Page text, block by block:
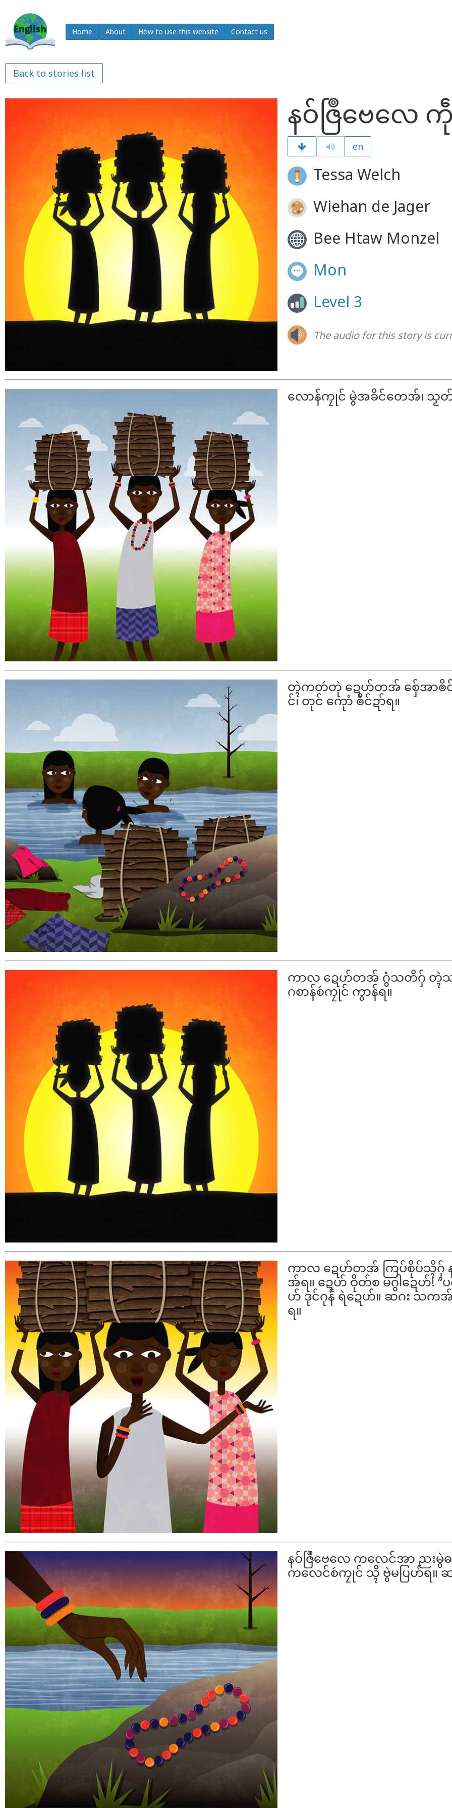
Home About How to use this website Contact us
Back to stories list
နဝ်ဇြဳဗေလေ
en
Tessa Welch
Wiehan de Jager
Bee Htaw Monzel
Mon
Level 3
The audio for this story is
လောန်ကၠုင် မွဲအခိင်တေအ်၊ သၟတ်
တ္ၚဲကတဴတုဲ ဍေဟ်တအ် စှ်ေအာၜိင်
င်၊ တုင် ကေုာံ ၜိင်ဍာ်ရ။
ကာလ ဍေဟ်တအ် ဂွံသတိဂှ် တ္ၚဲ
ဂစာန်စဴကၠုင် ကွာန်ရ။
ကာလ ဍေဟ်တအ် ကြပ်စိုပ်သ္ၚိဂှ်
အ်ရ။ ဍေဟ် ဝိုတ်စ မဂွါဍေဟ်!
ဟ် ဒုင်ဂုန် ရဲဍေဟ်။ ဆဂး သ
ရ။
နဝ်ဇြဳဗေလေ ကလေင်အာ ညး
ကလေင်စဴကၠုင် သ္ၚိ ဗွဲမပြဟ်ရ။